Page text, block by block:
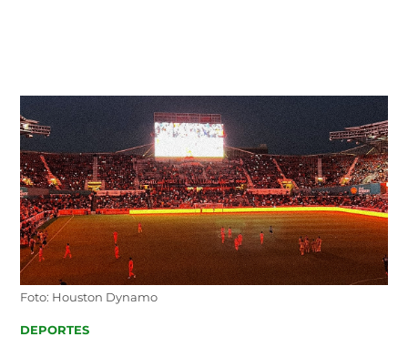
content
Foto: Houston Dynamo
POSTED
DEPORTES